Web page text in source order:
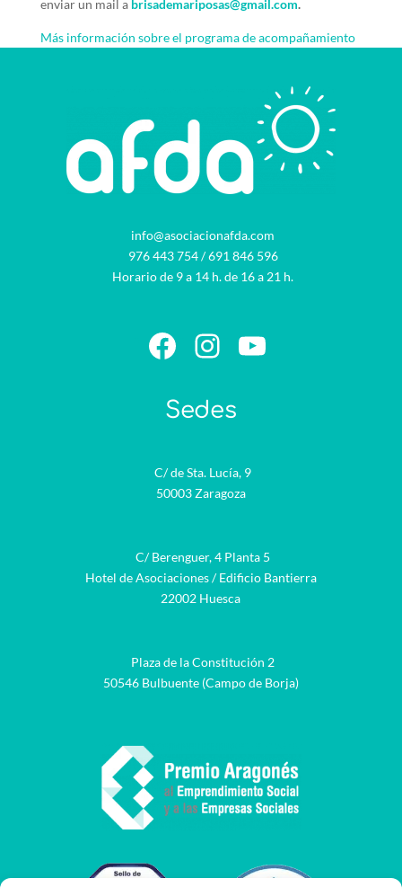
enviar un mail a brisademariposas@gmail.com.
Más información sobre el programa de acompañamiento
info@asociacionafda.com
976 443 754/691 846 596
Horario de 9 a 14 h. de 16 a 21 h.
Facebook
Instagram
YouTube
Sedes
C/ de Sta. Lucía, 9
50003 Zaragoza
C/ Berenguer, 4 Planta 5
Hotel de Asociaciones / Edificio Bantierra
22002 Huesca
Plaza de la Constitución 2
50546 Bulbuente (Campo de Borja)